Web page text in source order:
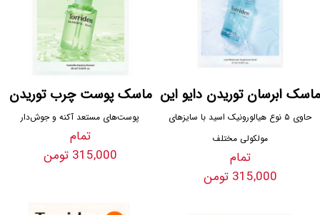
ماسک ابرسان توریدن دایو این
حاوی ۵ نوع هیالورونیک اسید با سایزهای
مولکولی مختلف
تمام
315,000 تومن
ماسک پوست چرب توریدن
پوست‌های مستعد آکنه و جوش‌دار
تمام
315,000 تومن